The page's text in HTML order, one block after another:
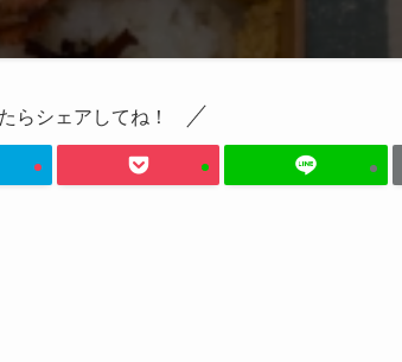
らシェアしてね！